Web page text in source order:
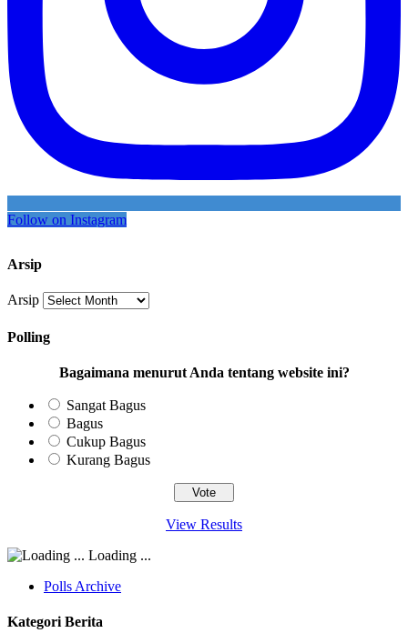
Follow on Instagram
Arsip
Arsip
Polling
Bagaimana menurut Anda tentang website ini?
Sangat Bagus
Bagus
Cukup Bagus
Kurang Bagus
View Results
Loading ...
Polls Archive
Kategori Berita